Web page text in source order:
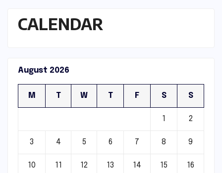
CALENDAR
August 2026
M T W T F S S
1 2
3 4 5 6 7 8 9
10 11 12 13 14 15 16